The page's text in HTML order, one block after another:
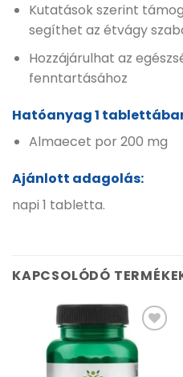
Kutatások szerint
segíthet az étvágy
Hozzájárulhat az
fenntartásához
Hatóanyag 1
Almaecet por 200 mg
Ajánlott adagolás:
napi 1 tabletta.
KAPCSOLÓDÓ
Kívánságlistához
adás